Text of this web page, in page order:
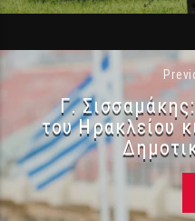
Γ.
του Ηρακλείου